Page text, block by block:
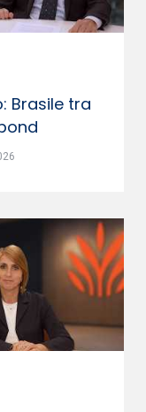
Brasile tra